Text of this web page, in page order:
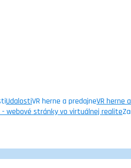
UdalostiVR herne a predajneVR herne
- webové stránky vo virtuálnej realite